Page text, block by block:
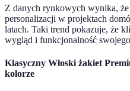
Z danych rynkowych wynika,
personalizacji w projektach
latach. Taki trend pokazuje, że
wygląd i funkcjonalność
Klasyczny Włoski żakiet
kolorze